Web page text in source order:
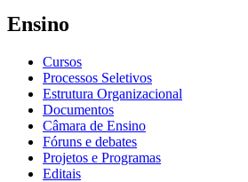
Ensino
Cursos
Processos Seletivos
Estrutura Organizacional
Documentos
Câmara de Ensino
Fóruns e debates
Projetos e Programas
Editais